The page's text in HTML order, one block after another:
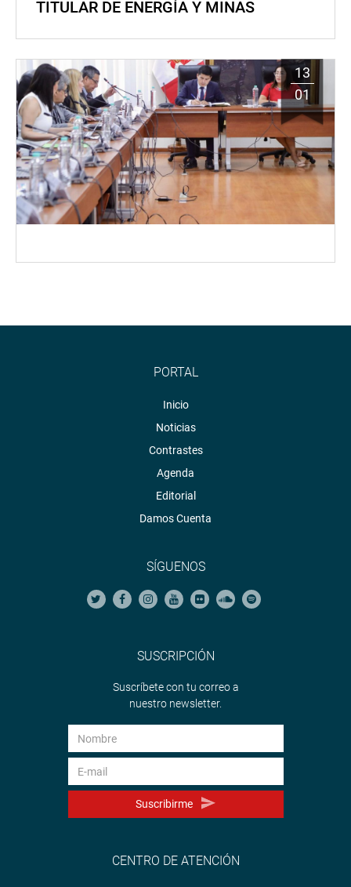
TITULAR DE ENERGÍA Y MINAS
13
01
PORTAL
Inicio
Noticias
Contrastes
Agenda
Editorial
Damos Cuenta
SÍGUENOS
SUSCRIPCIÓN
Suscríbete con tu correo a
nuestro newsletter.
Suscribirme
CENTRO DE ATENCIÓN